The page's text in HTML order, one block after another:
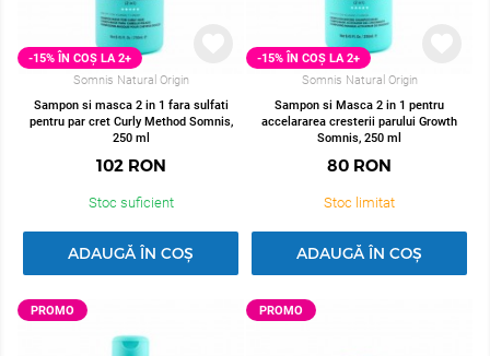
ADAUGĂ ÎN COȘ ADAUGĂ ÎN COȘ
-15% ÎN COȘ LA 2+
Somnis Natural Origin
Sampon si masca 2 in 1 fara sulfati
pentru par cret Curly Method Somnis,
250 ml
102 RON
Stoc suficient
ADAUGĂ ÎN COȘ
-15% ÎN COȘ LA 2+
Somnis Natural Origin
Sampon si Masca 2 in 1 pentru
accelararea cresterii parului Growth
Somnis, 250 ml
80 RON
Stoc limitat
ADAUGĂ ÎN COȘ
PROMO PROMO